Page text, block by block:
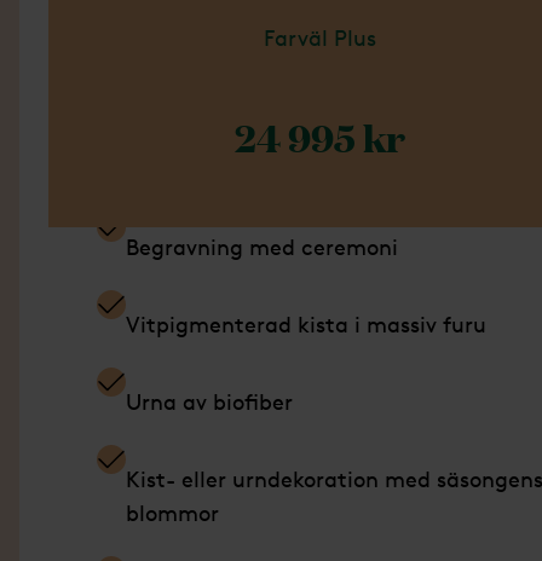
Farväl Plus
24 995 kr
Ingår i detta paket
Begravning med ceremoni
Vitpigmenterad kista i massiv furu
Urna av biofiber
Kist- eller urndekoration med säsongens
blommor